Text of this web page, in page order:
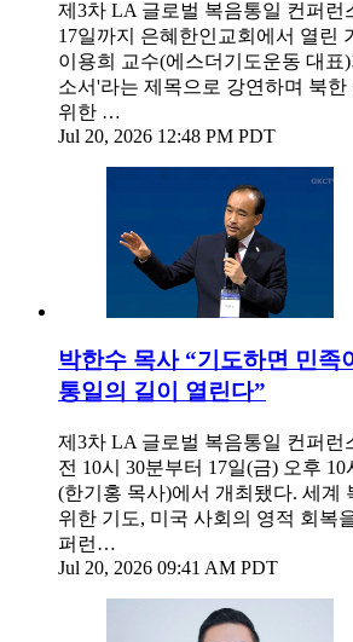
제3차 LA 글로벌 복음통일 컨퍼런
17일까지 은혜한인교회에서 열린
이용희 교수(에스더기도운동 대표
소서'라는 제목으로 강연하며 북
위한 …
Jul 20, 2026 12:48 PM PDT
박한수 목사 “기도하면 민족
통일의 길이 열린다”
제3차 LA 글로벌 복음통일 컨퍼런
전 10시 30분부터 17일(금) 오후
(한기홍 목사)에서 개최됐다. 세계
위한 기도, 미국 사회의 영적 회복
퍼런…
Jul 20, 2026 09:41 AM PDT